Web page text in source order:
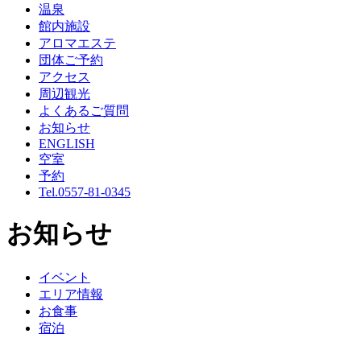
温泉
館内施設
アロマエステ
団体ご予約
アクセス
周辺観光
よくあるご質問
お知らせ
ENGLISH
空室
予約
Tel.0557-81-0345
お知らせ
イベント
エリア情報
お食事
宿泊